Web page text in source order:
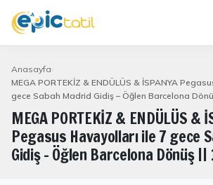
Anasayfa
MEGA PORTEKİZ & ENDÜLÜS & İSPANYA
gece Sabah Madrid Gidiş – Öğlen Barcelona
MEGA PORTEKİZ & ENDÜLÜS &
Pegasus Havayolları ile 7 gece
Gidiş – Öğlen Barcelona Dönüş